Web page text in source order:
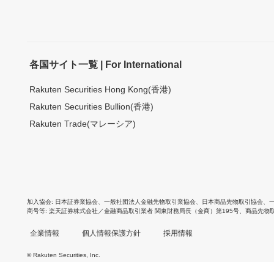
各国サイト一覧 | For International
Rakuten Securities Hong Kong(香港)
Rakuten Securities Bullion(香港)
Rakuten Trade(マレーシア)
加入協会 日本証券業協会 一般社団法人金融先物取引業協会 日本商品先物取引協会
商号等 楽天証券株式会社／金融商品取引業者 関東財務局長（金商）第195号、商品先物
企業情報 個人情報保護方針 採用情報
© Rakuten Securities, Inc.